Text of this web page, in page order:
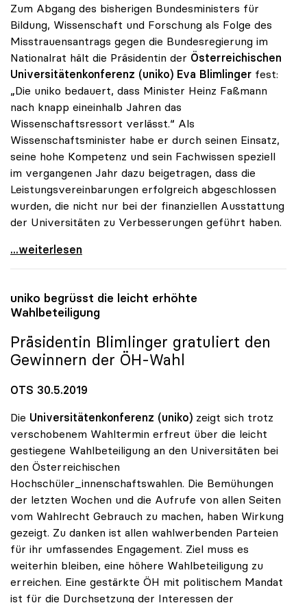
Zum Abgang des bisherigen Bundesministers für
Bildung, Wissenschaft und Forschung als Folge des
Misstrauensantrags gegen die Bundesregierung im
Nationalrat hält die Präsidentin der Österreichischen
Universitätenkonferenz (uniko) Eva Blimlinger fest:
„Die uniko bedauert, dass Minister Heinz Faßmann
nach knapp eineinhalb Jahren das
Wissenschaftsressort verlässt.“ Als
Wissenschaftsminister habe er durch seinen Einsatz,
seine hohe Kompetenz und sein Fachwissen speziell
im vergangenen Jahr dazu beigetragen, dass die
Leistungsvereinbarungen erfolgreich abgeschlossen
wurden, die nicht nur bei der finanziellen Ausstattung
der Universitäten zu Verbesserungen geführt haben.
uniko bedauert Abgang von Heinz Fassmann
...weiterlesen
uniko begrüsst die leicht erhöhte
Wahlbeteiligung
Präsidentin Blimlinger gratuliert den
Gewinnern der ÖH-Wahl
OTS 30.5.2019
Die Universitätenkonferenz (uniko) zeigt sich trotz
verschobenem Wahltermin erfreut über die leicht
gestiegene Wahlbeteiligung an den Universitäten bei
den Österreichischen
Hochschüler_innenschaftswahlen. Die Bemühungen
der letzten Wochen und die Aufrufe von allen Seiten
vom Wahlrecht Gebrauch zu machen, haben Wirkung
gezeigt. Zu danken ist allen wahlwerbenden Parteien
für ihr umfassendes Engagement. Ziel muss es
weiterhin bleiben, eine höhere Wahlbeteiligung zu
erreichen. Eine gestärkte ÖH mit politischem Mandat
ist für die Durchsetzung der Interessen der